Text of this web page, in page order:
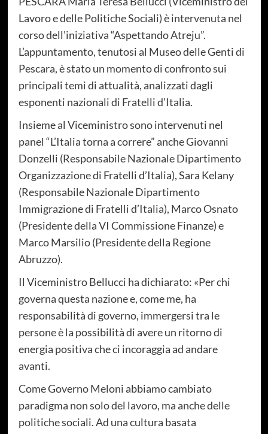
Lavoro e delle Politiche Sociali) è intervenuta nel
corso dell’iniziativa “Aspettando Atreju”.
L’appuntamento, tenutosi al Museo delle Genti di
Pescara, è stato un momento di confronto sui
principali temi di attualità, analizzati dagli
esponenti nazionali di Fratelli d’Italia.
Insieme al Viceministro sono intervenuti nel
panel “L’Italia torna a correre” anche Giovanni
Donzelli (Responsabile Nazionale Dipartimento
Organizzazione di Fratelli d’Italia), Sara Kelany
(Responsabile Nazionale Dipartimento
Immigrazione di Fratelli d’Italia), Marco Osnato
(Presidente della VI Commissione Finanze) e
Marco Marsilio (Presidente della Regione
Abruzzo).
Il Viceministro Bellucci ha dichiarato: «Per chi
governa questa nazione e, come me, ha
responsabilità di governo, immergersi tra le
persone è la possibilità di avere un ritorno di
energia positiva che ci incoraggia ad andare
avanti.
Come Governo Meloni abbiamo cambiato
paradigma non solo del lavoro, ma anche delle
politiche sociali. Ad una cultura basata